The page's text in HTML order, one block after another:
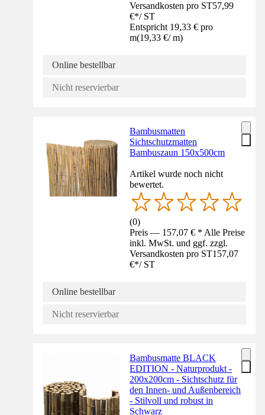
Versandkosten pro ST57,99
€*/ ST
Entspricht 19,33 € pro
m(19,33 €/ m)
Online bestellbar
Nicht reservierbar
Bambusmatten
Sichtschutzmatten
Bambuszaun 150x500cm
Artikel wurde noch nicht
bewertet.
(0)
Preis — 157,07 € * Alle Preise
inkl. MwSt. und ggf. zzgl.
Versandkosten pro ST157,07
€*/ ST
Online bestellbar
Nicht reservierbar
Bambusmatte BLACK
EDITION - Naturprodukt -
200x200cm - Sichtschutz für
den Innen- und Außenbereich
- Stilvoll und robust in
Schwarz